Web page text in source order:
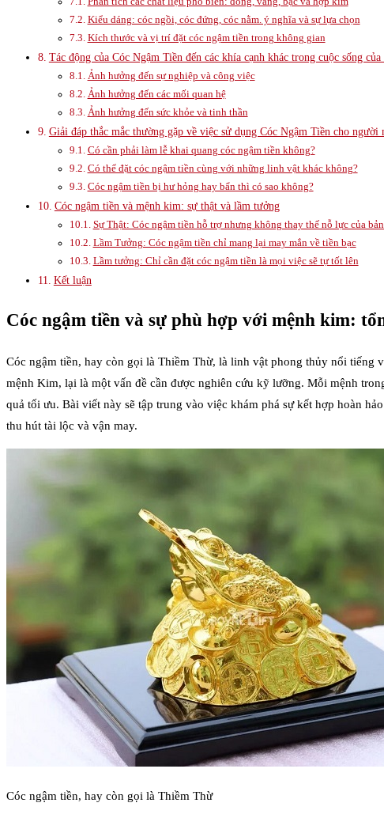
Kiểu dáng: cóc ngồi, cóc đứng, cóc nằm. ý nghĩa và sự lựa chọn
Kích thước và vị trí đặt cóc ngậm tiền trong không gian
Tác động của Cóc Ngậm Tiền đến các khía cạnh khác trong cuộc sống
Ảnh hưởng đến sự nghiệp và công việc
Ảnh hưởng đến các mối quan hệ
Ảnh hưởng đến sức khỏe và tinh thần
Giải đáp thắc mắc thường gặp về việc sử dụng Cóc Ngậm Tiền cho người
Có cần phải làm lễ khai quang cóc ngậm tiền không?
Có thể đặt cóc ngậm tiền cùng với những linh vật khác không?
Cóc ngậm tiền bị hư hỏng hay bẩn thì có sao không?
Cóc ngậm tiền và mệnh kim: sự thật và lầm tưởng
Sự Thật: Cóc ngậm tiền hỗ trợ nhưng không thay thế nỗ lực của
Lầm Tưởng: Cóc ngậm tiền chỉ mang lại may mắn về tiền bạc
Lầm tưởng: Chỉ cần đặt cóc ngậm tiền là mọi việc sẽ tự tốt lên
Kết luận
Cóc ngậm tiền và sự phù hợp với mệnh kim:
Cóc ngậm tiền, hay còn gọi là Thiềm Thừ, là linh vật phong thủy nổi tiếng
mệnh Kim, lại là một vấn đề cần được nghiên cứu kỹ lưỡng. Mỗi mệnh
quả tối ưu. Bài viết này sẽ tập trung vào việc khám phá sự kết hợp hoàn
thu hút tài lộc và vận may.
Cóc ngậm tiền, hay còn gọi là Thiềm Thừ